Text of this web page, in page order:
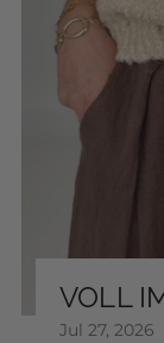
$22.40
$17.68
VOLL
Jul 27, 2026